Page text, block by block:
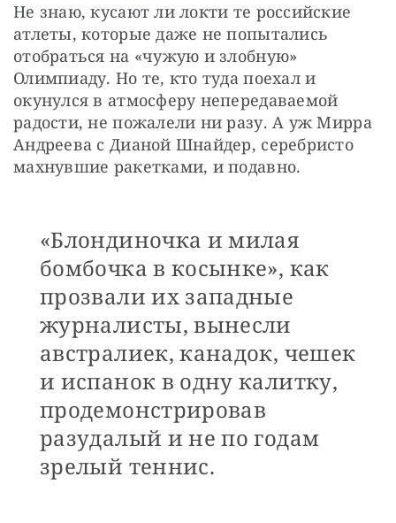
Не знаю, кусают ли локти те российские
атлеты, которые даже не попытались
отобраться на «чужую и злобную»
Олимпиаду. Но те, кто туда поехал и
окунулся в атмосферу непередаваемой
радости, не пожалели ни разу. А уж Мирра
Андреева с Дианой Шнайдер, серебристо
махнувшие ракетками, и подавно.
«Блондиночка и милая
бомбочка в косынке», как
прозвали их западные
журналисты, вынесли
австралиек, канадок, чешек
и испанок в одну калитку,
продемонстрировав
разудалый и не по годам
зрелый теннис.